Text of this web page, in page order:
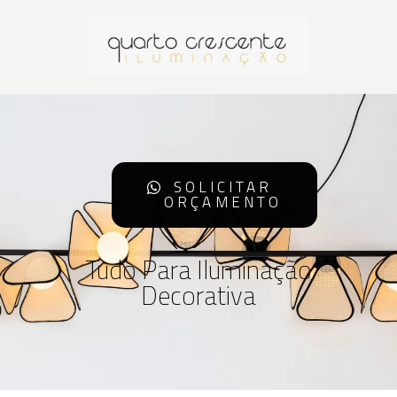
Tudo Para Iluminação
Decorativa
SOLICITAR
ORÇAMENTO